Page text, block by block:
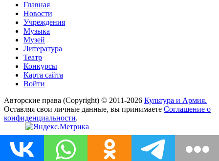
Главная
Новости
Учреждения
Музыка
Музей
Литература
Театр
Конкурсы
Карта сайта
Войти
Авторские права (Copyright) © 2011-2026 Культура и Армия.
Оставляя свои личные данные, вы принимаете Соглашение о
конфиденциальности.